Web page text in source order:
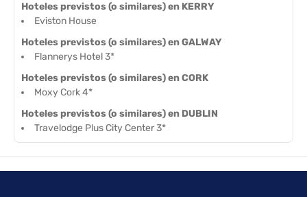
Hoteles previstos (o similares) en KERRY
Eviston House
Hoteles previstos (o similares) en GALWAY
Flannerys Hotel 3*
Hoteles previstos (o similares) en CORK
Moxy Cork 4*
Hoteles previstos (o similares) en DUBLIN
Travelodge Plus City Center 3*